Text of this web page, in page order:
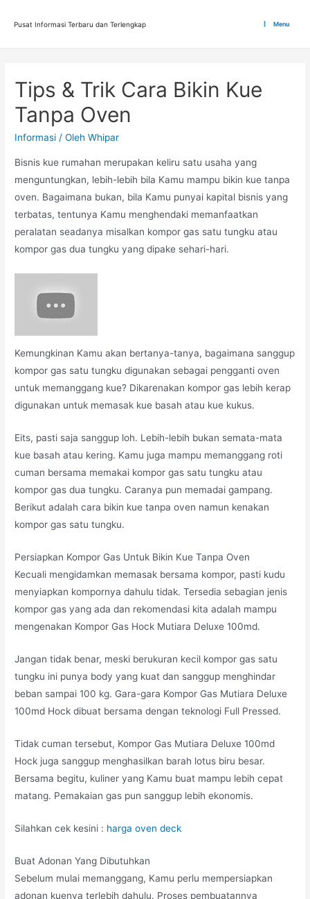
Pusat Informasi Terbaru dan Terlengkap Menu
Tips & Trik Cara Bikin Kue
Tanpa Oven
Informasi / OlehWhipar
Bisnis kue rumahan merupakan keliru satu usaha yang
menguntungkan, lebih-lebih bila Kamu mampu bikin kue tanpa
oven. Bagaimana bukan, bila Kamu punyai kapital bisnis yang
terbatas, tentunya Kamu menghendaki memanfaatkan
peralatan seadanya misalkan kompor gas satu tungku atau
kompor gas dua tungku yang dipake sehari-hari.
Kemungkinan Kamu akan bertanya-tanya, bagaimana sanggup
kompor gas satu tungku digunakan sebagai pengganti oven
untuk memanggang kue? Dikarenakan kompor gas lebih kerap
digunakan untuk memasak kue basah atau kue kukus.
Eits, pasti saja sanggup loh. Lebih-lebih bukan semata-mata
kue basah atau kering. Kamu juga mampu memanggang roti
cuman bersama memakai kompor gas satu tungku atau
kompor gas dua tungku. Caranya pun memadai gampang.
Berikut adalah cara bikin kue tanpa oven namun kenakan
kompor gas satu tungku.
Persiapkan Kompor Gas Untuk Bikin Kue Tanpa Oven
Kecuali mengidamkan memasak bersama kompor, pasti kudu
menyiapkan kompornya dahulu tidak. Tersedia sebagian jenis
kompor gas yang ada dan rekomendasi kita adalah mampu
mengenakan Kompor Gas Hock Mutiara Deluxe 100md.
Jangan tidak benar, meski berukuran kecil kompor gas satu
tungku ini punya body yang kuat dan sanggup menghindar
beban sampai 100 kg. Gara-gara Kompor Gas Mutiara Deluxe
100md Hock dibuat bersama dengan teknologi Full Pressed.
Tidak cuman tersebut, Kompor Gas Mutiara Deluxe 100md
Hock juga sanggup menghasilkan barah lotus biru besar.
Bersama begitu, kuliner yang Kamu buat mampu lebih cepat
matang. Pemakaian gas pun sanggup lebih ekonomis.
Silahkan cek kesini : harga oven deck
Buat Adonan Yang Dibutuhkan
Sebelum mulai memanggang, Kamu perlu mempersiapkan
adonan kuenya terlebih dahulu. Proses pembuatannya